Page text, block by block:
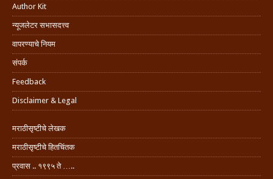
Author Kit
न्यूजलेटर सभासदत्त्व
वापरण्याचे नियम
संपर्क
Feedback
Disclaimer & Legal
मराठीसृष्टीचे लेखक
मराठीसृष्टीचे हितचिंतक
प्रवास .. १९९५ ते …..